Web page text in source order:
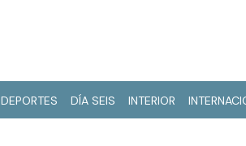
DEPORTES DÍA SEIS INTERIOR